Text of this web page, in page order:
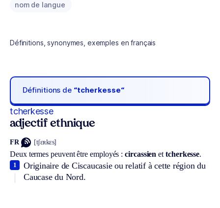
nom de langue
Définitions, synonymes, exemples en français
Définitions de “tcherkesse“
tcherkesse
adjectif ethnique
FR [tʃɛʀkɛs]
Deux termes peuvent être employés :circassien ettcherkesse.
Originaire de Ciscaucasie ou relatif à cette région du
Caucase du Nord.
1